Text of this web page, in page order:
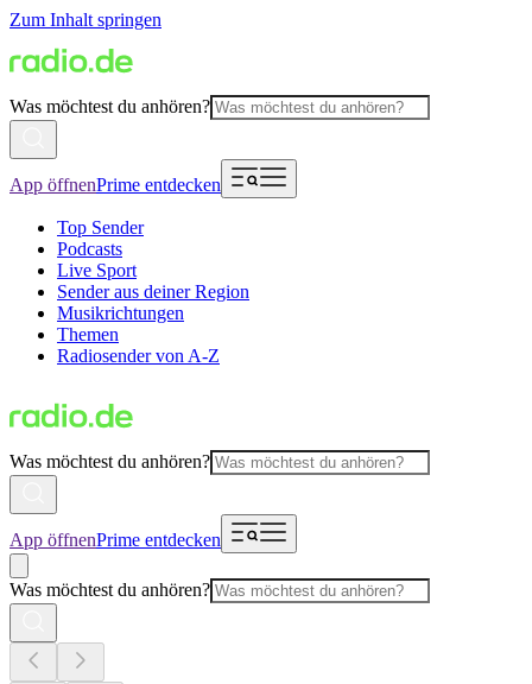
Zum Inhalt springen
Was möchtest du anhören?
App öffnenPrime entdecken
Top Sender
Podcasts
Live Sport
Sender aus deiner Region
Musikrichtungen
Themen
Radiosender von A-Z
Was möchtest du anhören?
App öffnenPrime entdecken
Was möchtest du anhören?